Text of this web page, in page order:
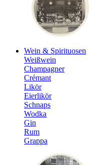
Wein & Spirituosen
Weißwein
Champagner
Crémant
Likör
Eierlikör
Schnaps
Wodka
Gin
Rum
Grappa